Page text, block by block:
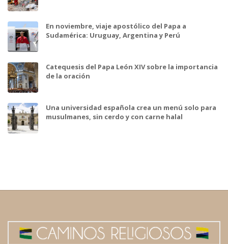
En noviembre, viaje apostólico del Papa a
Sudamérica: Uruguay, Argentina y Perú
Catequesis del Papa León XIV sobre la importancia
de la oración
Una universidad española crea un menú solo para
musulmanes, sin cerdo y con carne halal